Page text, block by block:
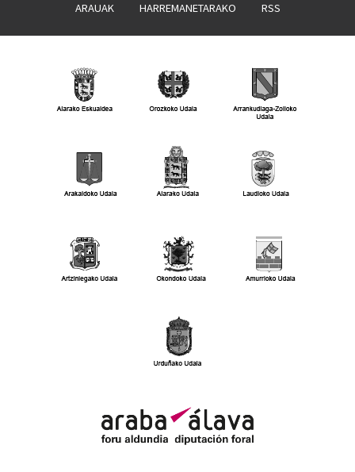
ARAUAK HARREMANETARAKO RSS